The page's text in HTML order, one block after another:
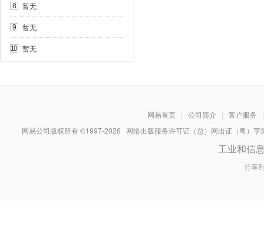
8 暂无
9 暂无
10 暂无
网易首页 | 公司简介 | 客户服务
|
网易公司版权所有 ©1997-2026 网络出版服务许可证（总）网出证（粤）
工业和信
分享